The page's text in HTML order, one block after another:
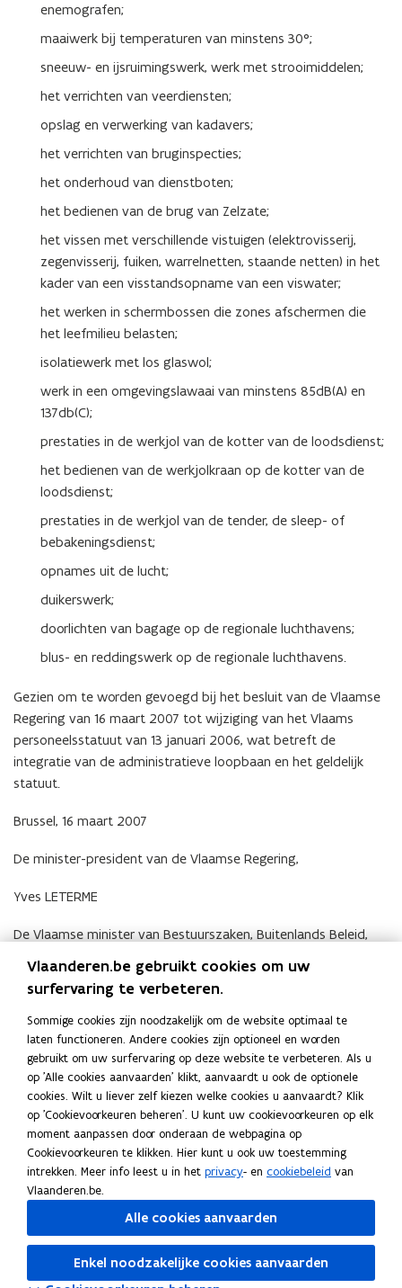
enemografen;
maaiwerk bij temperaturen van minstens 30°;
sneeuw- en ijsruimingswerk, werk met strooimiddelen;
het verrichten van veerdiensten;
opslag en verwerking van kadavers;
het verrichten van bruginspecties;
het onderhoud van dienstboten;
het bedienen van de brug van Zelzate;
het vissen met verschillende vistuigen (elektrovisserij,
zegenvisserij, fuiken, warrelnetten, staande netten) in het
kader van een visstandsopname van een viswater;
het werken in schermbossen die zones afschermen die
het leefmilieu belasten;
isolatiewerk met los glaswol;
werk in een omgevingslawaai van minstens 85dB(A) en
137db(C);
prestaties in de werkjol van de kotter van de loodsdienst;
het bedienen van de werkjolkraan op de kotter van de
loodsdienst;
prestaties in de werkjol van de tender, de sleep- of
bebakeningsdienst;
opnames uit de lucht;
duikerswerk;
doorlichten van bagage op de regionale luchthavens;
blus- en reddingswerk op de regionale luchthavens.
Gezien om te worden gevoegd bij het besluit van de Vlaamse
Regering van 16 maart 2007 tot wijziging van het Vlaams
personeelsstatuut van 13 januari 2006, wat betreft de
integratie van de administratieve loopbaan en het geldelijk
statuut.
Brussel, 16 maart 2007
De minister-president van de Vlaamse Regering,
Yves LETERME
De Vlaamse minister van Bestuurszaken, Buitenlands Beleid,
Geert BOURGEOIS
Deel deze pagina
L
i
n
k
e
d
i
o
K
o
p
i
e
e
r
i
n
Vragen?
Heb je nog vragen? Op deze pagina lees je bij wie je
terechtkunt.
Contact
Vlaanderen.be gebruikt cookies om uw
surfervaring te verbeteren.
Sommige cookies zijn noodzakelijk om de website optimaal te
laten functioneren. Andere cookies zijn optioneel en worden
gebruikt om uw surfervaring op deze website te verbeteren. Als u
op 'Alle cookies aanvaarden' klikt, aanvaardt u ook de optionele
cookies. Wilt u liever zelf kiezen welke cookies u aanvaardt? Klik
op 'Cookievoorkeuren beheren'. U kunt uw cookievoorkeuren op elk
moment aanpassen door onderaan de webpagina op
Cookievoorkeuren te klikken. Hier kunt u ook uw toestemming
intrekken. Meer info leest u in het privacy- en cookiebeleid van
Vlaanderen.be.
Alle cookies aanvaarden
Enkel noodzakelijke cookies aanvaarden